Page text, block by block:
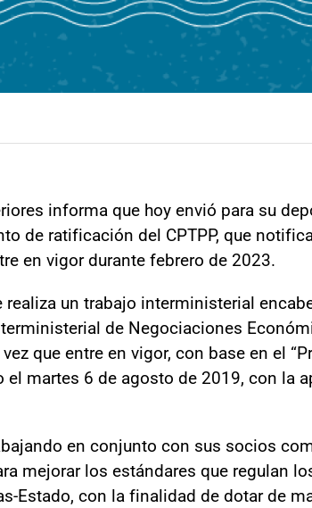
informa que hoy envió para su
de ratificación del CPTPP, que
en vigor durante febrero de 2023.
realiza un trabajo interministerial
de Negociaciones
que entre en vigor, con base en el
el martes 6 de agosto de 2019, con la
en conjunto con sus socios
mejorar los estándares que regulan
Estado, con la finalidad de dotar de